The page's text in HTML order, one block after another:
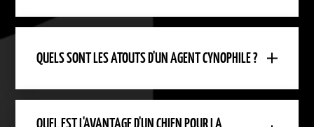
QUELS SONT LES ATOUTS D'UN AGENT CYNOPHILE ?
QUEL EST L'AVANTAGE D'UN CHIEN POUR LA